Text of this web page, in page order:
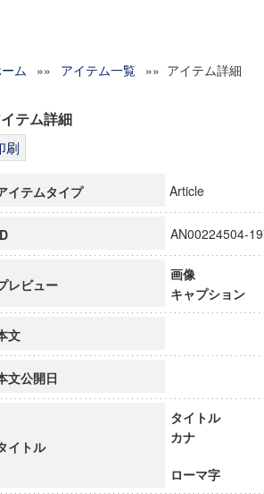
ム »» アイテム一覧 »» アイテム詳細
テム詳細
イテムタイプ Article
AN00224504-
レビュー
画像
キャプション
文
文公開日
イトル
タイトル
カナ
ローマ字